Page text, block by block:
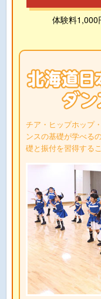
体験料1,000
チア・ヒップホップ
ンスの基礎が学べる
礎と振付を習得する